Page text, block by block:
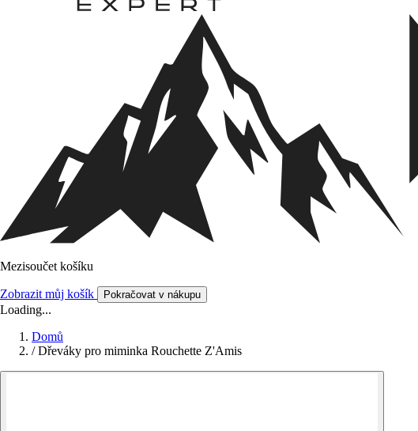
Mezisoučet košíku
Zobrazit můj košík Pokračovat v nákupu
Loading...
Domů
/ Dřeváky pro miminka Rouchette Z'Amis